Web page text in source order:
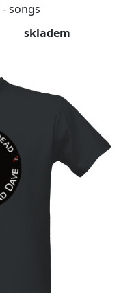
songs
skladem